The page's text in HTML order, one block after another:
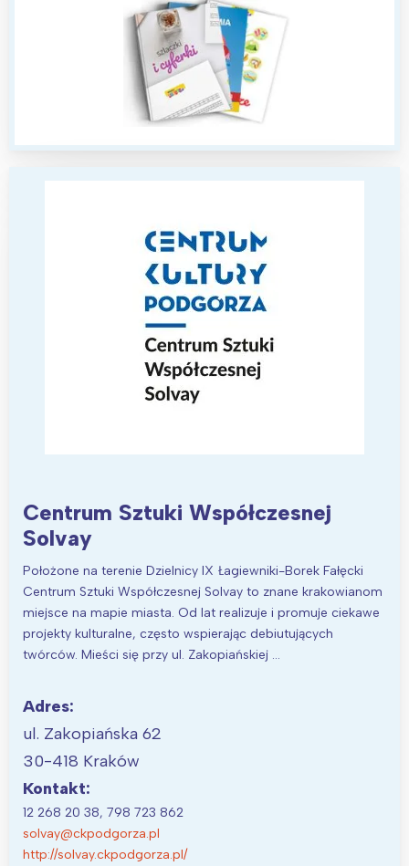
Centrum Sztuki Współczesnej
Solvay
Położone na terenie Dzielnicy IX Łagiewniki-Borek Fałęcki
Centrum Sztuki Współczesnej Solvay to znane krakowianom
miejsce na mapie miasta. Od lat realizuje i promuje ciekawe
projekty kulturalne, często wspierając debiutujących
twórców. Mieści się przy ul. Zakopiańskiej …
Adres:
ul. Zakopiańska 62
30-418 Kraków
Kontakt:
12 268 20 38, 798 723 862
solvay@ckpodgorza.pl
http://solvay.ckpodgorza.pl/
Warszawa
Trójmiasto
Śląsk
Kraków
Północ
Wszystkie